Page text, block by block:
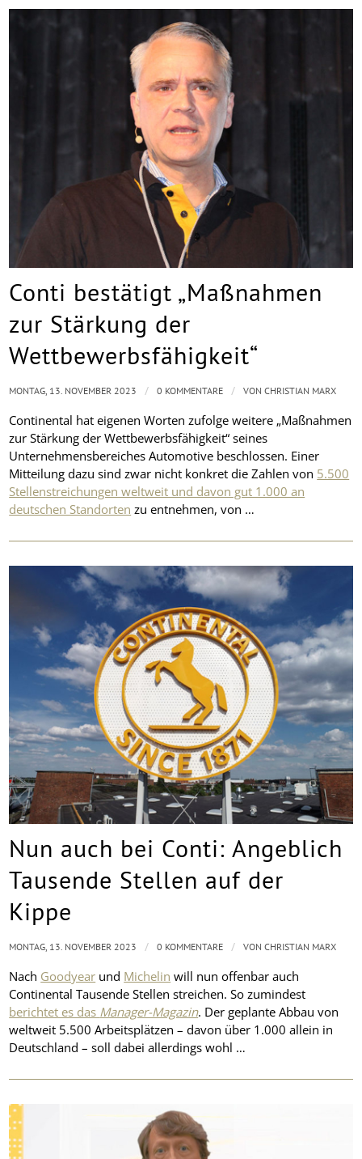
Conti bestätigt „Maßnahmen
zur Stärkung der
Wettbewerbsfähigkeit“
Continental hat eigenen Worten zufolge weitere „Maßnahmen
zur Stärkung der Wettbewerbsfähigkeit“ seines
Unternehmensbereiches Automotive beschlossen. Einer
Mitteilung dazu sind zwar nicht konkret die Zahlen von 5.500
Stellenstreichungen weltweit und davon gut 1.000 an
deutschen Standorten zu entnehmen, von …
MONTAG, 13. NOVEMBER 2023 / 0 KOMMENTARE / VONCHRISTIAN MARX
Nun auch bei Conti: Angeblich
Tausende Stellen auf der
Kippe
Nach Goodyear und Michelin will nun offenbar auch
Continental Tausende Stellen streichen. So zumindest
berichtet es das Manager-Magazin. Der geplante Abbau von
weltweit 5.500 Arbeitsplätzen – davon über 1.000 allein in
Deutschland – soll dabei allerdings wohl …
MONTAG, 13. NOVEMBER 2023 / 0 KOMMENTARE / VONCHRISTIAN MARX